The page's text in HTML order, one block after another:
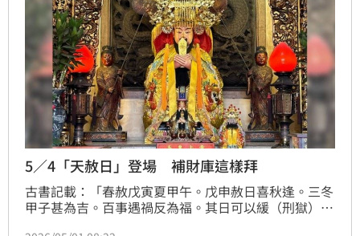
5／4「天赦日」登場 補財庫這樣拜
古書記載：「春赦戊寅夏甲午。戊申赦日喜秋逢。三冬
甲子甚為吉。百事遇禍反為福。其日可以緩（刑獄），